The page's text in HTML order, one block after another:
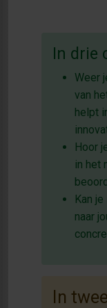
In drie
Weer
van
helpt
Hoor
in het
Kan
naar
In